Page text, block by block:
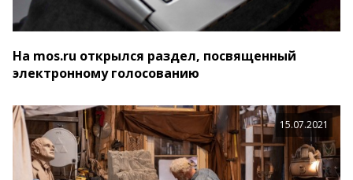
На mos.ru открылся раздел, посвященный
электронному голосованию
15.07.2021